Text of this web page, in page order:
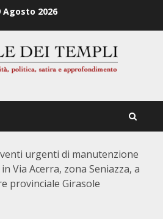
Agosto 2026
urgenti di manutenzione
Via Acerra, zona Seniazza, a
provinciale Girasole